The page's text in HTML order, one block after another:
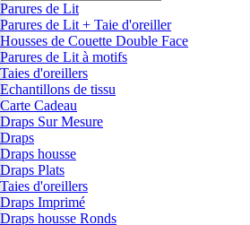
Parures de Lit
Parures de Lit + Taie d'oreiller
Housses de Couette Double Face
Parures de Lit à motifs
Taies d'oreillers
Echantillons de tissu
Carte Cadeau
Draps Sur Mesure
Draps
Draps housse
Draps Plats
Taies d'oreillers
Draps Imprimé
Draps housse Ronds